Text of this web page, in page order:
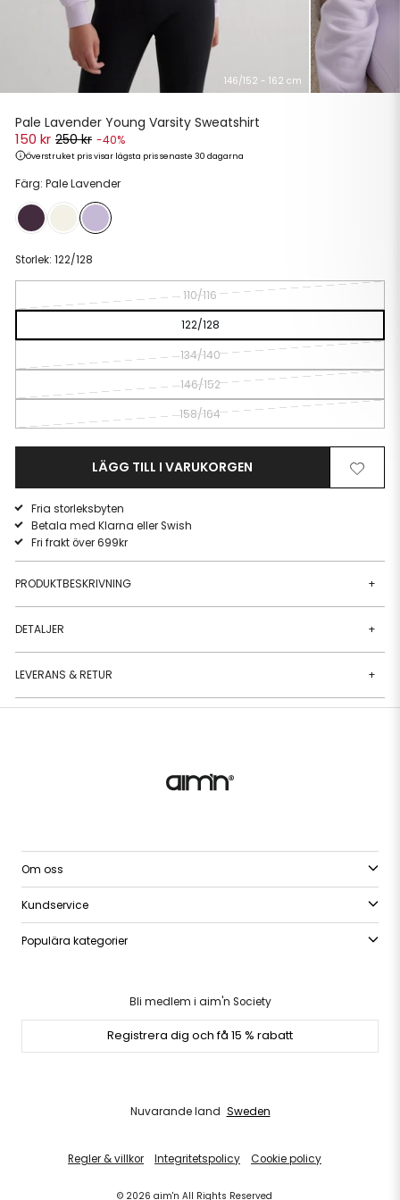
146/152 - 162 cm
Pale Lavender Young Varsity Sweatshirt
150 kr 250 kr -40%
Överstruket pris visar lägsta pris senaste 30 dagarna
pris
Färg: Pale Lavender
Storlek: 122/128
110/116
122/128
134/140
146/152
158/164
LÄGG TILL I VARUKORGEN
Lägg
till
Ta
bort
Fria storleksbyten
Betala med Klarna eller Swish
Fri frakt över 699kr
PRODUKTBESKRIVNING +
DETALJER +
LEVERANS & RETUR +
Om oss
Kundservice
Populära kategorier
Bli medlem i aim'n Society
Registrera dig och få 15 % rabatt
© 2026 aim'n All Rights Reserved
Regler & villkor Integritetspolicy Cookie policy
Nuvarande land Sweden